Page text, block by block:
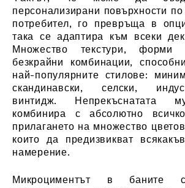
персонализирани повърхности
потребител, го превръща в
така се адаптира към всеки
Множество текстури,
безкрайни комбинации,
най-популярните стилове:
скандинавски, селски,
винтидж. Непрекъснатата
комбинира с абсолютно
прилагането на множество
които да предизвикват
намерение.
Микроциментът в баните